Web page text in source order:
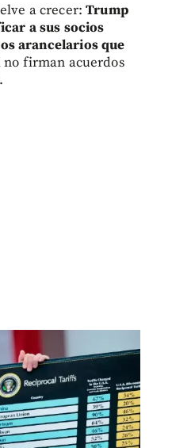
a crecer: Trump
a sus socios
arancelarios que
no firman acuerdos